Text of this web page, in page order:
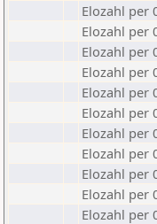
Elozahl per
Elozahl per
Elozahl per
Elozahl per
Elozahl per
Elozahl per
Elozahl per
Elozahl per
Elozahl per
Elozahl per
Elozahl per